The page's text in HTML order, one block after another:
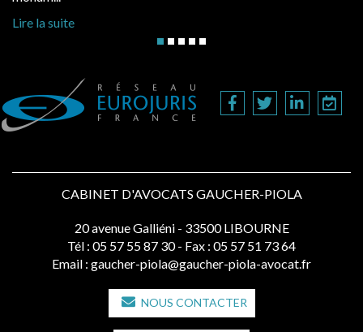
CABINET D'AVOCATS GAUCHER-PIOLA
20 avenue Galliéni - 33500 LIBOURNE
Tél : 05 57 55 87 30 - Fax : 05 57 51 73 64
Email : gaucher-piola@gaucher-piola-avocat.fr
NOUS CONTACTER